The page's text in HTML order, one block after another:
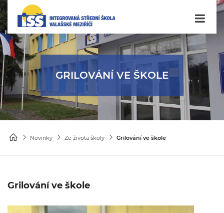
GRILOVÁNÍ VE ŠKOLE
Novinky Ze života školy Grilování ve škole
Grilování ve škole